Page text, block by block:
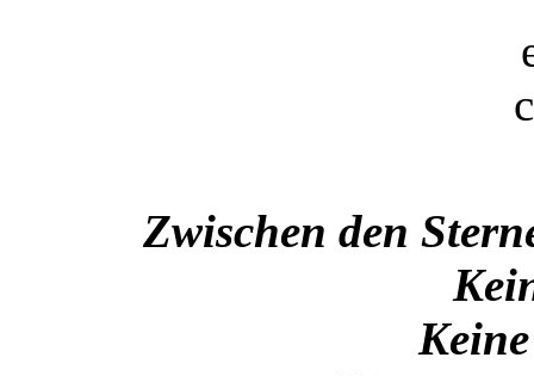
Zwischen den